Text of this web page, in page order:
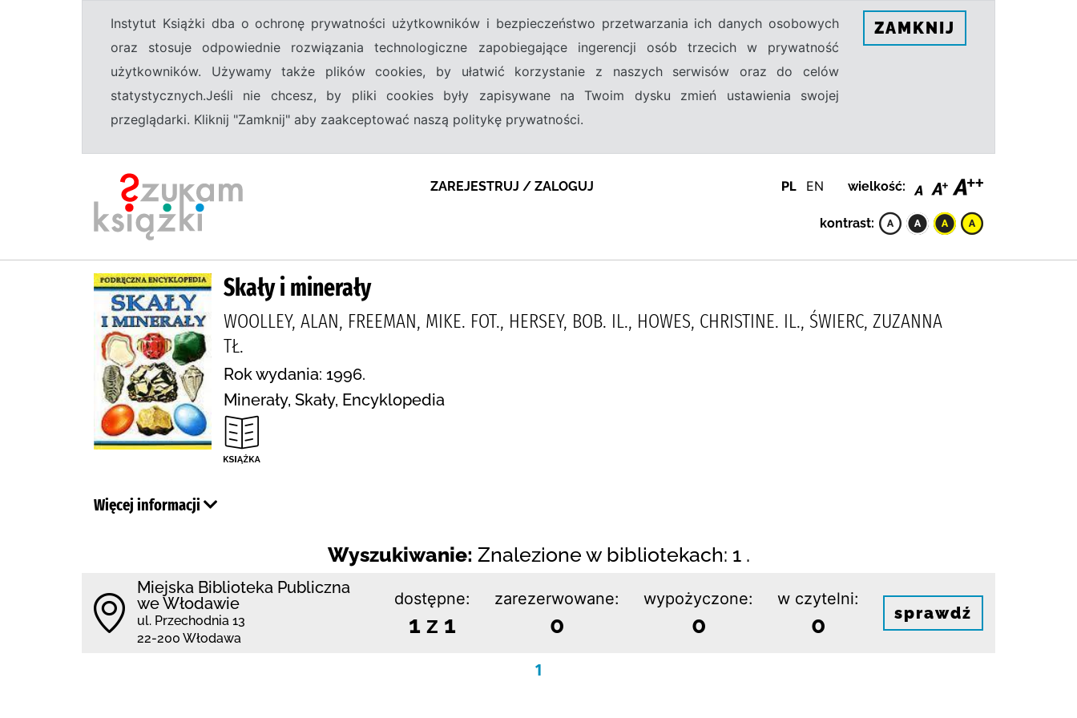
Instytut Książki dba o ochronę prywatności użytkowników i bezpieczeństwo przetwarzania ich danych osobowych
oraz stosuje odpowiednie rozwiązania technologiczne zapobiegające ingerencji osób trzecich w prywatność
użytkowników. Używamy także plików cookies, by ułatwić korzystanie z naszych serwisów oraz do celów
statystycznych.Jeśli nie chcesz, by pliki cookies były zapisywane na Twoim dysku zmień ustawienia swojej
przeglądarki. Kliknij "Zamknij" aby zaakceptować naszą politykę prywatności.
ZAMKNIJ
ZAREJESTRUJ / ZALOGUJ PL EN wielkość:
kontrast:
Skały i minerały
WOOLLEY, ALAN, FREEMAN, MIKE. FOT., HERSEY, BOB. IL., HOWES, CHRISTINE. IL., ŚWIERC, ZUZANNA
TŁ.
Rok wydania: 1996.
Minerały, Skały, Encyklopedia
Więcej informacji
Wyszukiwanie: Znalezione w bibliotekach: 1 .
Miejska Biblioteka Publiczna
we Włodawie
ul. Przechodnia 13
22-200 Włodawa
dostępne:
1 z 1
zarezerwowane:
0
wypożyczone:
0
w czytelni:
0 sprawdź
1